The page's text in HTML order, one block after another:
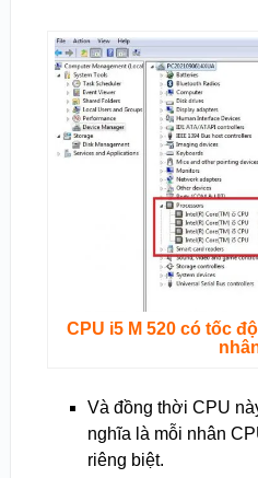
CPU i5 M 520 có tốc
Và đồng thời CPU
nghĩa là mỗi nhân
riêng biệt.